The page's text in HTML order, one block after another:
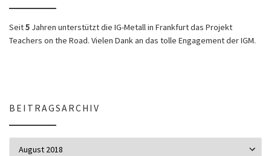
Seit5 Jahren unterstützt die IG-Metall in Frankfurt das Projekt
Teachers on the Road. Vielen Dank an das tolle Engagement der IGM.
BEITRAGSARCHIV